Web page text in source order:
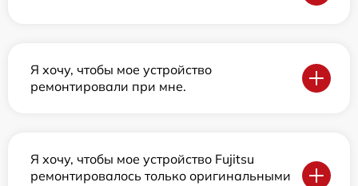
Я хочу, чтобы мое устройство
ремонтировали при мне.
Я хочу, чтобы мое устройство Fujitsu
ремонтировалось только оригинальными